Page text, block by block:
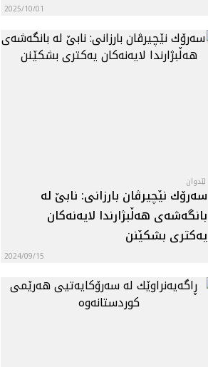
2025/10/01
لێدوان
سه‌رۆك نێچيرڤان بارزانى: نابێ له‌
بانگه‌شه‌ى هه‌ڵبژارندا لايه‌نه‌كان
يه‌كترى بشكێنن
2024/09/15